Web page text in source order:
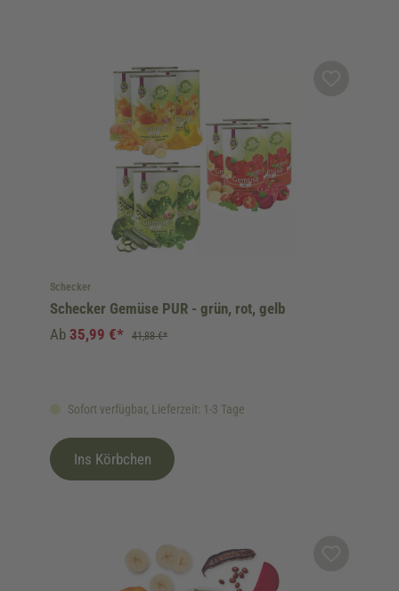
Schecker
Schecker Gemüse PUR - grün, rot, gelb
Sofort verfügbar, Lieferzeit: 1-3 Tage
Ab 35,99 €* 41,88 €*
Ins Körbchen